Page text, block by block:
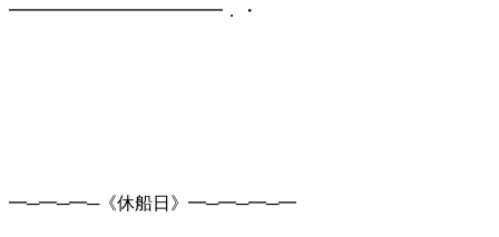
━━━━━━━━━━━━．・
━─━─━─《休船日》━─━─━─━